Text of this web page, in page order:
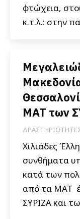
φτώχεια,
κ.τ.λ.: στην
ΜΑΤ των
Χιλιάδες
συνθήματα
κατά των
από τα ΜΑΤ
ΣΥΡΙΖΑ και